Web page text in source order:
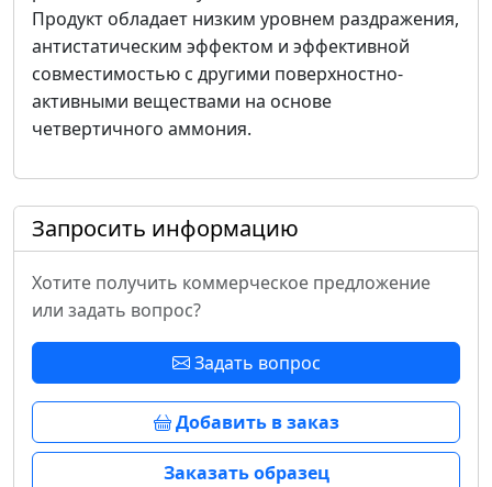
Продукт обладает низким уровнем раздражения,
антистатическим эффектом и эффективной
совместимостью с другими поверхностно-
активными веществами на основе
четвертичного аммония.
Запросить информацию
Хотите получить коммерческое предложение
или задать вопрос?
Задать вопрос
Добавить в заказ
Заказать образец